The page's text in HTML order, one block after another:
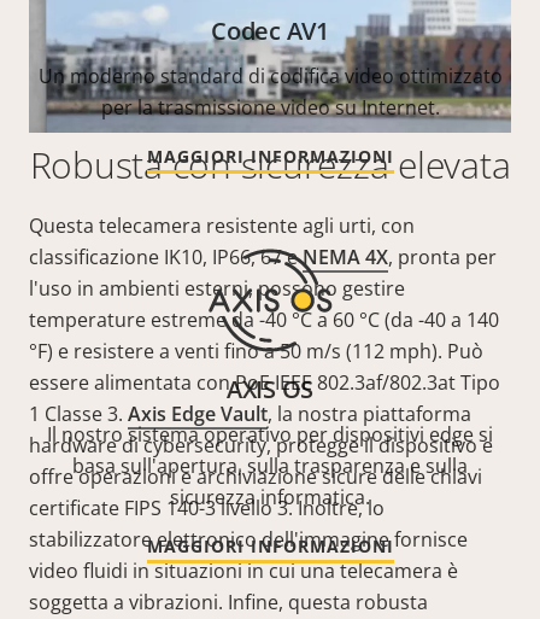
Robusta con sicurezza elevata
Questa telecamera resistente agli urti, con
classificazione IK10, IP66, 67 eNEMA 4X, pronta per
l'uso in ambienti esterni, possono gestire
temperature estreme da -40 °C a 60 °C (da -40 a 140
°F) e resistere a venti fino a 50 m/s (112 mph). Può
essere alimentata con PoE IEEE 802.3af/802.3at Tipo
1 Classe 3. Axis Edge Vault, la nostra piattaforma
hardware di cybersecurity, protegge il dispositivo e
offre operazioni e archiviazione sicure delle chiavi
certificate FIPS 140-3 livello 3. Inoltre, lo
stabilizzatore elettronico dell'immagine fornisce
video fluidi in situazioni in cui una telecamera è
soggetta a vibrazioni. Infine, questa robusta
Codec AV1
Un moderno standard di codifica video ottimizzato
per la trasmissione video su Internet.
MAGGIORI INFORMAZIONI
AXIS OS
Il nostro sistema operativo per dispositivi edge si
basa sull'apertura, sulla trasparenza e sulla
sicurezza informatica.
MAGGIORI INFORMAZIONI